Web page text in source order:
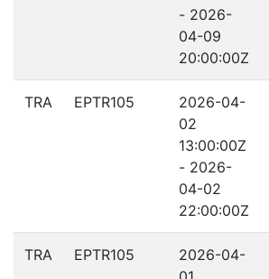
- 2026-
04-09
20:00:00Z
TRA EPTR105
2026-04-
02
13:00:00Z
- 2026-
04-02
22:00:00Z
TRA EPTR105
2026-04-